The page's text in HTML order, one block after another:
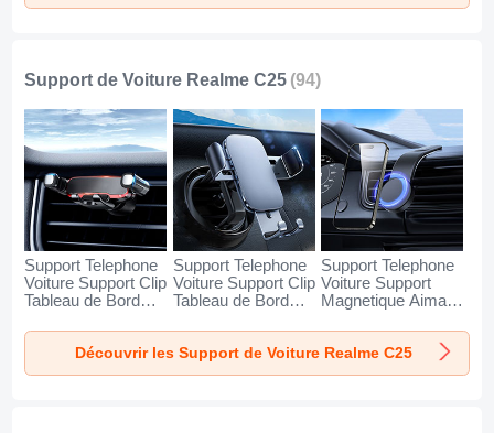
Support de Voiture Realme C25 (94)
Support Telephone
Voiture Support Clip
Tableau de Bord
Realme C25 Noir
Support Telephone
Voiture Support Clip
Tableau de Bord
Realme C25 Noir
Support Telephone
Voiture Support
Magnetique Aimant
Universel BS1 pour
Realme C25 Noir
Découvrir les Support de Voiture Realme C25